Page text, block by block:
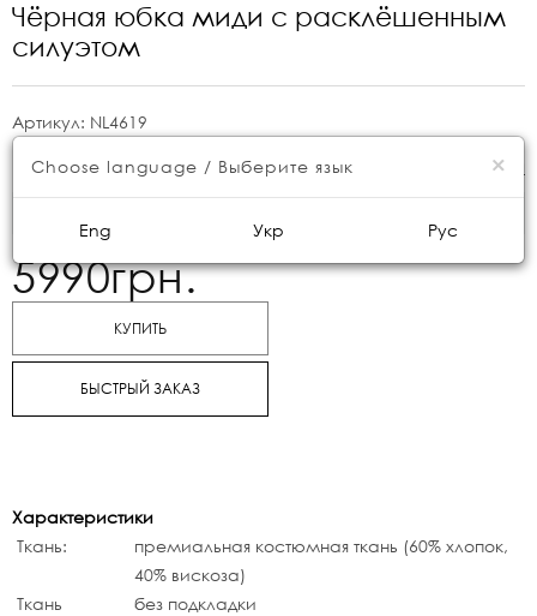
Чёрная юбка миди с расклёшенным
силуэтом
Артикул: NL4619
Консультация менеджера
Размер
5990грн.
КУПИТЬ
БЫСТРЫЙ ЗАКАЗ
Характеристики
Ткань:
премиальная костюмная ткань (60% хлопок,
40% вискоза)
Ткань
без подкладки
×
Choose language / Выберите язык
Eng Укр Рус